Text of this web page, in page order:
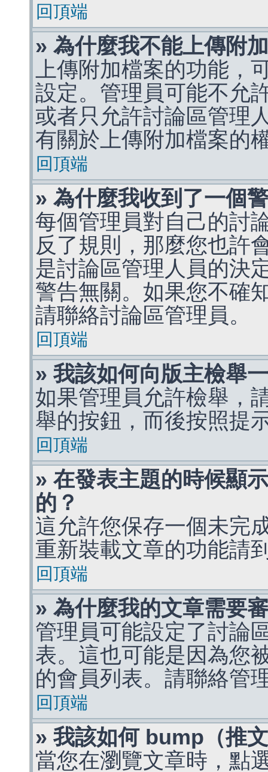
回頂端
» 為什麼我不能上傳附
上傳附加檔案的功能，
設定。管理員可能不允
或者只允許討論區管理
有關於上傳附加檔案的
回頂端
» 為什麼我收到了一個
每個管理員對自己的討
反了規則，那麼您也許
是討論區管理人員的決
警告無關。如果您不確
請聯絡討論區管理員。
回頂端
» 我該如何向版主檢舉
如果管理員允許檢舉，
舉的按鈕，而後按照提
回頂端
» 在發表主題的時候顯
的？
這允許您保存一個未完
重新裝載文章的功能請
回頂端
» 為什麼我的文章需要
管理員可能設定了討論
表。這也可能是因為您
的會員列表。請聯絡管
回頂端
» 我該如何 bump（推
當您在瀏覽文章時，點